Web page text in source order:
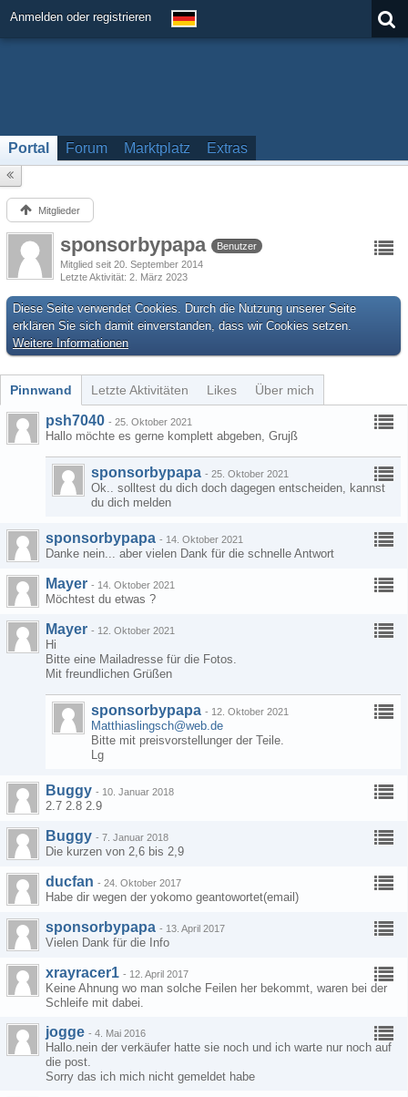
Anmelden oder registrieren
Portal Forum Marktplatz Extras
Mitglieder
sponsorbypapa
Benutzer
Mitglied seit 20. September 2014
Letzte Aktivität 2. März 2023
Diese Seite verwendet Cookies. Durch die Nutzung unserer Seite
erklären Sie sich damit einverstanden, dass wir Cookies setzen.
Weitere Informationen
Pinnwand Letzte Aktivitäten Likes Über mich
psh7040 - 25. Oktober 2021
Hallo möchte es gerne komplett abgeben, Grujß
sponsorbypapa - 25. Oktober 2021
Ok.. solltest du dich doch dagegen entscheiden, kannst
du dich melden
sponsorbypapa - 14. Oktober 2021
Danke nein... aber vielen Dank für die schnelle Antwort
Mayer - 14. Oktober 2021
Möchtest du etwas ?
Mayer - 12. Oktober 2021
Hi
Bitte eine Mailadresse für die Fotos.
Mit freundlichen Grüßen
sponsorbypapa - 12. Oktober 2021
Matthiaslingsch@web.de
Bitte mit preisvorstellunger der Teile.
Lg
Buggy - 10. Januar 2018
2.7 2.8 2.9
Buggy - 7. Januar 2018
Die kurzen von 2,6 bis 2,9
ducfan - 24. Oktober 2017
Habe dir wegen der yokomo geantowortet(email)
sponsorbypapa - 13. April 2017
Vielen Dank für die Info
xrayracer1 - 12. April 2017
Keine Ahnung wo man solche Feilen her bekommt, waren bei der
Schleife mit dabei.
jogge - 4. Mai 2016
Hallo.nein der verkäufer hatte sie noch und ich warte nur noch auf
die post.
Sorry das ich mich nicht gemeldet habe